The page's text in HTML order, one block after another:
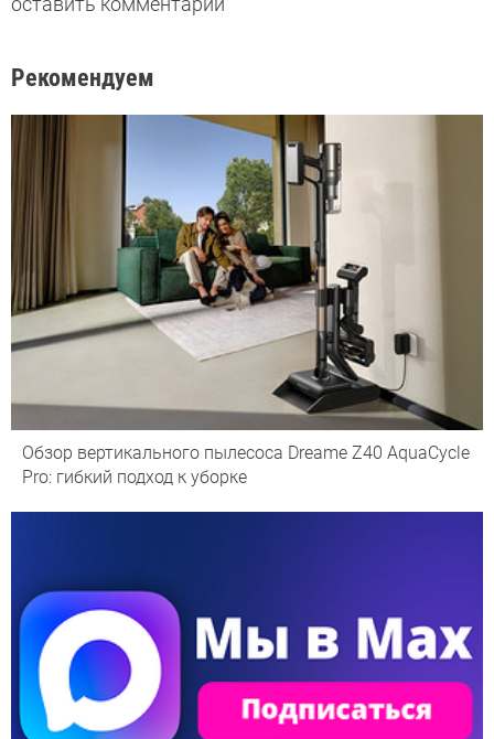
Рекомендуем
Обзор вертикального пылесоса Dreame Z40 AquaCycle
Pro: гибкий подход к уборке